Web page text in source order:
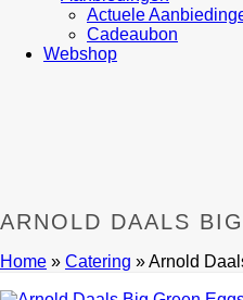
Actuele
Cadeaubon
Webshop
ARNOLD DAALS
Home » Catering »Arnold